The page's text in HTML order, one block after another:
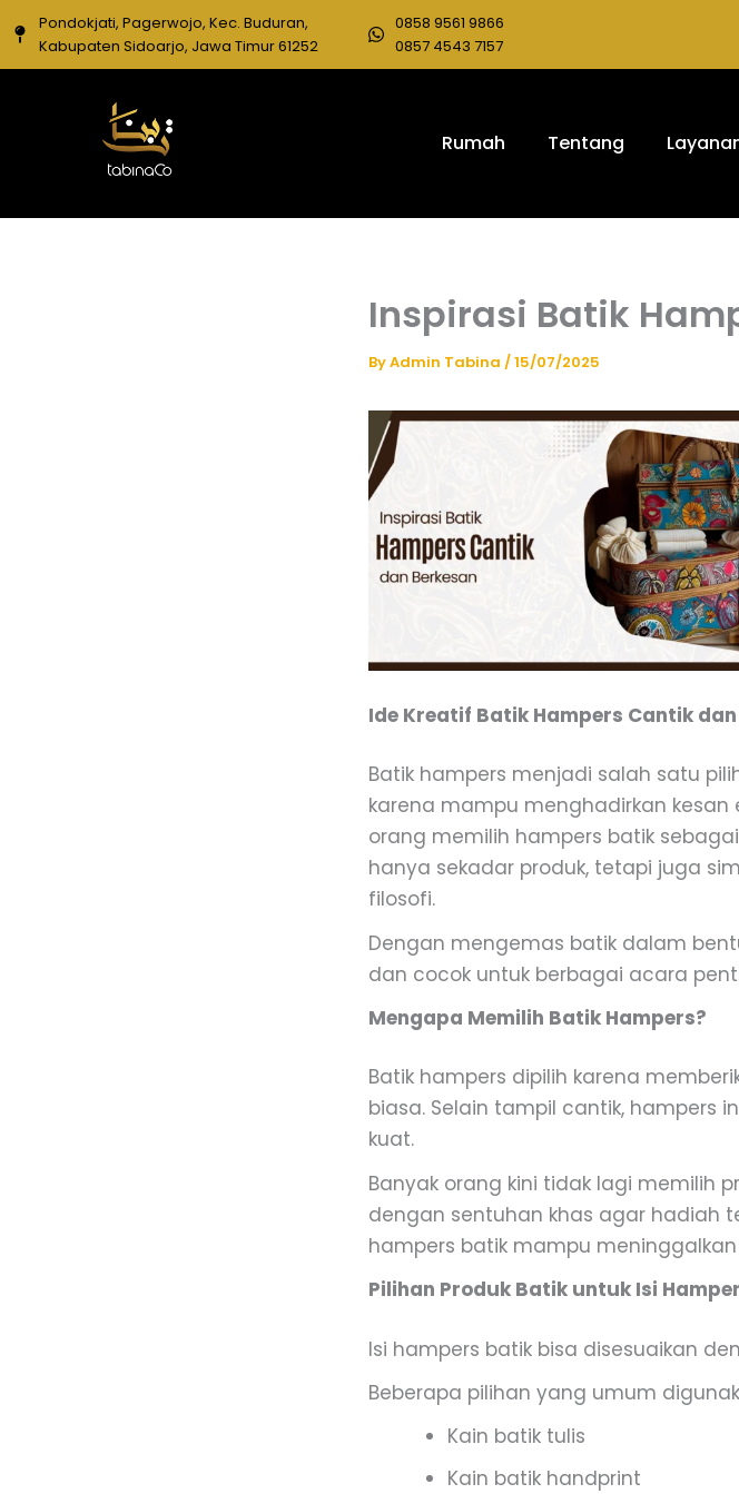
content
Pondokjati, Pagerwojo, Kec. Buduran,
Kabupaten Sidoarjo, Jawa Timur 61252
0858 9561 9866
0857 4543 7157
Rumah Tentang
Inspirasi Batik
ByAdmin Tabina /15/07/2025
Ide Kreatif Batik Hampers Cantik
Batik hampers menjadi salah satu
karena mampu menghadirkan kesan
orang memilih hampers batik
hanya sekadar produk, tetapi juga
filosofi.
Dengan mengemas batik dalam
dan cocok untuk berbagai acara
Mengapa Memilih Batik Hampers?
Batik hampers dipilih karena
biasa. Selain tampil cantik, hampers
kuat.
Banyak orang kini tidak lagi memilih
dengan sentuhan khas agar hadiah
hampers batik mampu
Pilihan Produk Batik untuk Isi
Isi hampers batik bisa disesuaikan
Beberapa pilihan yang umum
Kain batik tulis
Kain batik handprint